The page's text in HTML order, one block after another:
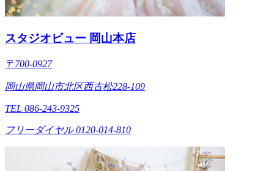
スタジオビュー 岡山本店
〒700-0927
岡山県岡山市北区西古松228-109
TEL 086-243-9325
フリーダイヤル 0120-014-810